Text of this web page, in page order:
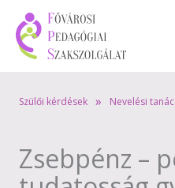
content
Szülői kérdések » Nevelési
Zsebpénz –